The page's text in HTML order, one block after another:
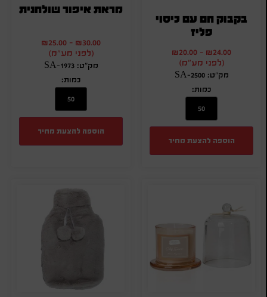
בקבוק חם עם כיסוי
פליז
₪24.00
-
₪20.00
(לפני מע"מ)
מק"ט: SA-2500
כמות:
הוספה להצעת מחיר
מראת איפור שולחנית
₪30.00
-
₪25.00
(לפני מע"מ)
מק"ט: SA-1973
כמות:
הוספה להצעת מחיר